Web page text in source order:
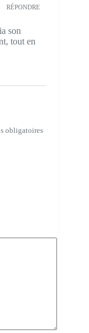
RÉPONDRE
son
tout en
obligatoires